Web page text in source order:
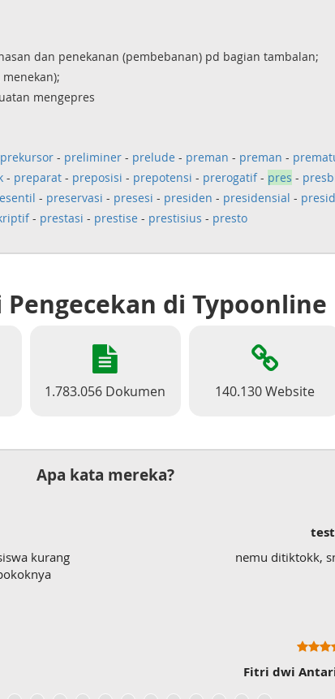
dan penekanan (pembebanan) pd bagian tambalan;
mengepres
prekursor- preliminer- prelude - preman - preman -
- preparat- preposisi - prepotensi - prerogatif- pres -
- preservasi - presesi - presiden - presidensial -
- prestasi - prestise - prestisius - presto
di Typoonline
1.783.056 Dokumen 140.130 Website
Apa kata mereka?
kurang
nemu ditiktokk,
Fitri dwi